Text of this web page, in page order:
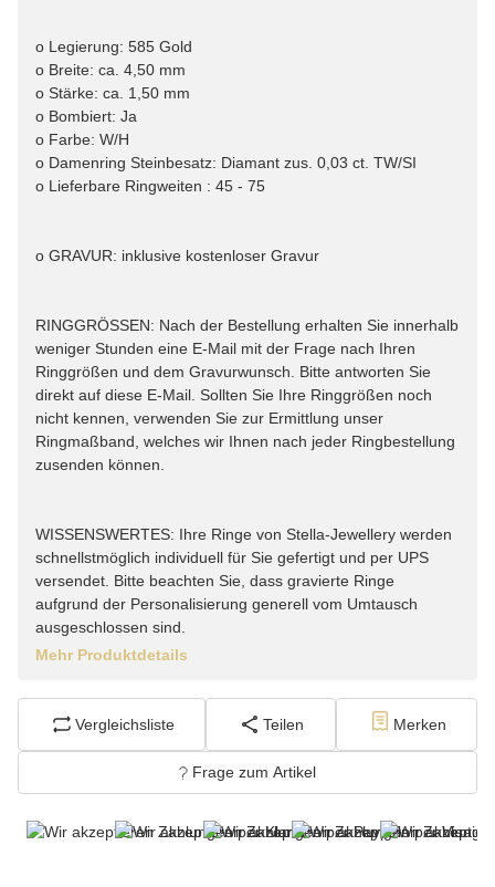
o Legierung: 585 Gold
o Breite: ca. 4,50 mm
o Stärke: ca. 1,50 mm
o Bombiert: Ja
o Farbe: W/H
o Damenring Steinbesatz: Diamant zus. 0,03 ct. TW/SI
o Lieferbare Ringweiten : 45 - 75
o GRAVUR: inklusive kostenloser Gravur
RINGGRÖSSEN: Nach der Bestellung erhalten Sie innerhalb
weniger Stunden eine E-Mail mit der Frage nach Ihren
Ringgrößen und dem Gravurwunsch. Bitte antworten Sie
direkt auf diese E-Mail. Sollten Sie Ihre Ringgrößen noch
nicht kennen, verwenden Sie zur Ermittlung unser
Ringmaßband, welches wir Ihnen nach jeder Ringbestellung
zusenden können.
WISSENSWERTES: Ihre Ringe von Stella-Jewellery werden
schnellstmöglich individuell für Sie gefertigt und per UPS
versendet. Bitte beachten Sie, dass gravierte Ringe
aufgrund der Personalisierung generell vom Umtausch
ausgeschlossen sind.
Mehr Produktdetails
Vergleichsliste Teilen Merken
Frage zum Artikel